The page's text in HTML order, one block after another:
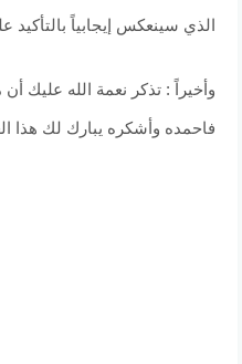
الذي سينعكس إيجابياً بالتأكيد
وأخيراً : تذكر نعمة الله عليك
فاحمده وأشكره يبارك لك هذا